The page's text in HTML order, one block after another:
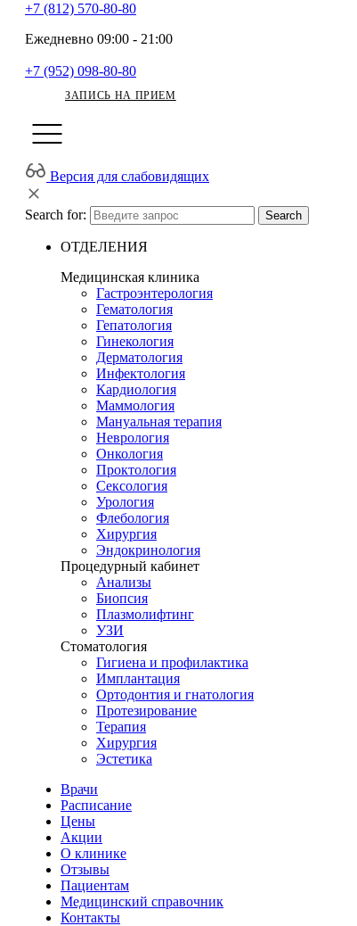
+7 (812) 570-80-80
Ежедневно 09:00 - 21:00
+7 (952) 098-80-80
ЗАПИСЬ НА ПРИЕМ
Версия для слабовидящих
Search for: Search
ОТДЕЛЕНИЯ
Медицинская клиника
Гастроэнтерология
Гематология
Гепатология
Гинекология
Дерматология
Инфектология
Кардиология
Маммология
Мануальная терапия
Неврология
Онкология
Проктология
Сексология
Урология
Флебология
Хирургия
Эндокринология
Процедурный кабинет
Анализы
Биопсия
Плазмолифтинг
УЗИ
Стоматология
Гигиена и профилактика
Имплантация
Ортодонтия и гнатология
Протезирование
Терапия
Хирургия
Эстетика
Врачи
Расписание
Цены
Акции
О клинике
Отзывы
Пациентам
Медицинский справочник
Контакты